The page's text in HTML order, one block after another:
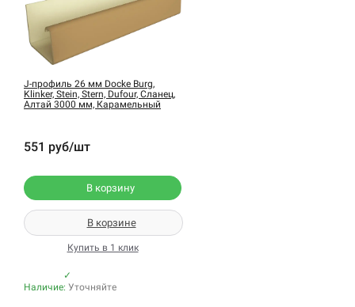
J-профиль 26 мм Docke Burg,
Klinker, Stein, Stern, Dufour, Сланец,
Алтай 3000 мм, Карамельный
551 руб/шт
В корзину
В корзине
Купить в 1 клик
✓
Наличие: Уточняйте